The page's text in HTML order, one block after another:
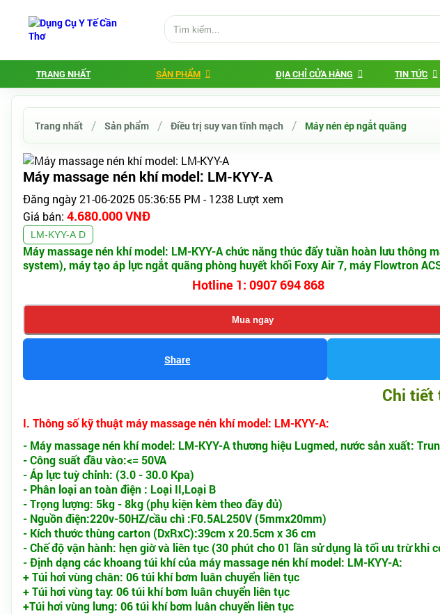
TRANG NHẤT SẢN PHẨM ĐỊA CHỈ CỬA HÀNG TIN TỨC
Trang nhất Sản phẩm Điều trị suy van tĩnh mạch Máy nén ép ngắt quãng
Máy massage nén khí model: LM-KYY-A
Đăng ngày 21-06-2025 05:36:55 PM - 1238 Lượt xem
Giá bán: 4.680.000 VNĐ
LM-KYY-A D
Máy massage nén khí model: LM-KYY-A chức năng thúc đẩy tuần hoàn lưu thông
system), máy tạo áp lực ngắt quãng phòng huyết khối Foxy Air 7, máy Flowtron
Hotline 1: 0907 694 868
Mua ngay
Share
Chi tiết
I. Thông số kỹ thuật máy massage nén khí model: LM-KYY-A:
- Máy massage nén khí model: LM-KYY-A thương hiệu Lugmed, nước sản xuất:
- Công suất đầu vào:<= 50VA
- Áp lực tuỳ chỉnh: (3.0 - 30.0 Kpa)
- Phân loại an toàn điện : Loại II,Loại B
- Trọng lượng: 5kg - 8kg (phụ kiện kèm theo đầy đủ)
- Nguồn điện:220v-50HZ/cầu chì :F0.5AL250V (5mmx20mm)
- Kích thước thùng carton (DxRxC):39cm x 20.5cm x 36 cm
- Chế độ vận hành: hẹn giờ và liên tục (30 phút cho 01 lần sử dụng là tối ưu trừ khi
- Định dạng các khoang túi khí của máy massage nén khí model: LM-KYY-A:
+ Túi hơi vùng chân: 06 túi khí bơm luân chuyển liên tục
+ Túi hơi vùng tay: 06 túi khí bơm luân chuyển liên tục
+Túi hơi vùng lưng: 06 túi khí bơm luân chuyển liên tục